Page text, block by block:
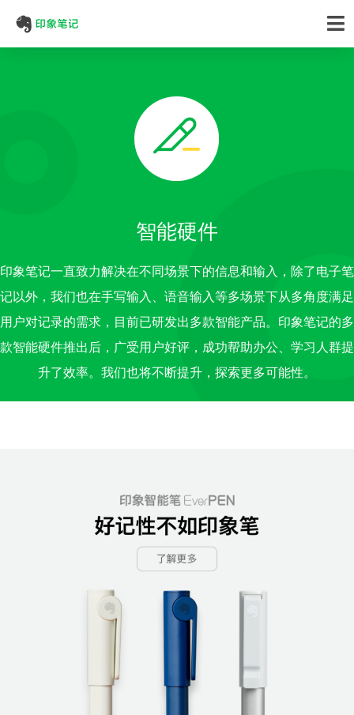
智能硬件
印象笔记一直致力解决在不同场景下的信息和输入，除了电子笔
记以外，我们也在手写输入、语音输入等多场景下从多角度满足
用户对记录的需求，目前已研发出多款智能产品。印象笔记的多
款智能硬件推出后，广受用户好评，成功帮助办公、学习人群提
升了效率。我们也将不断提升，探索更多可能性。